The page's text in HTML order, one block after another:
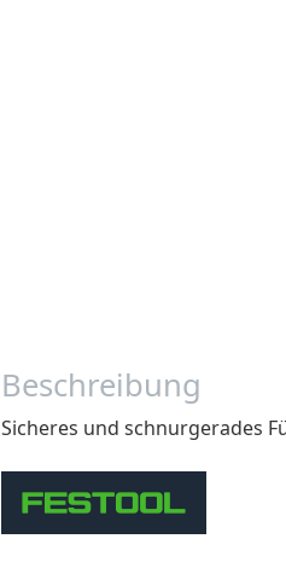
Beschreibung
Sicheres und schnurgerades